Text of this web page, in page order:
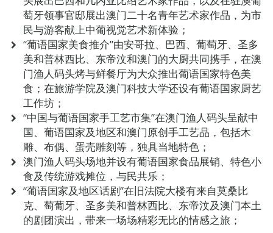
萄牙领事官邸展出澳门二十名青年艺术家作品，为市
民与游客献上中葡视觉艺术新体验；
“葡语国家美食推介”由安哥拉、巴西、葡萄牙、圣多
美和普林西比、东帝汶和澳门的大厨共同携手，在澳
门渔人码头烤与鲜餐厅为大众推出葡语国家特色美
食；在旅游学院及澳门科技大学还设有葡语国家厨艺
工作坊；
“中国与葡语国家手工艺市集”在澳门渔人码头呈献中
国、葡语国家及地区和澳门原创手工艺品，包括木
雕、布偶、蛋壳雕刻等，独具当地特色；
澳门渔人码头场地并设有葡语国家食品展销、特色小
食及传统游戏摊位，与民共乐；
“葡语国家及地区话剧”在旧法院大楼有来自莫桑比
克、萄葡牙、圣多美和普林西比、东帝汶及澳门本土
的剧团演出，带来一场场精彩无比的情感之旅；